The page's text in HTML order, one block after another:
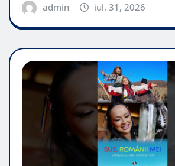
admin iul. 31, 2026